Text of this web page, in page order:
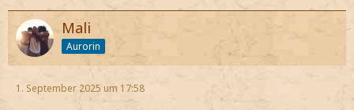
Mali
Aurorin
1. September 2025 um 17:58